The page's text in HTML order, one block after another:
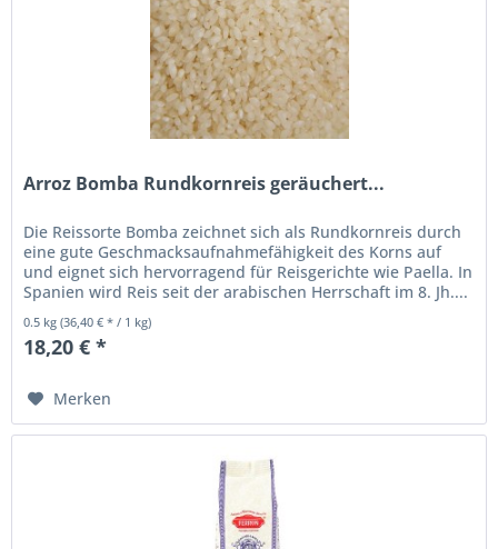
Arroz Bomba Rundkornreis geräuchert...
Die Reissorte Bomba zeichnet sich als Rundkornreis durch
eine gute Geschmacksaufnahmefähigkeit des Korns auf
und eignet sich hervorragend für Reisgerichte wie Paella. In
Spanien wird Reis seit der arabischen Herrschaft im 8. Jh....
0.5 kg(36,40 € * / 1 kg)
18,20 € *
Merken